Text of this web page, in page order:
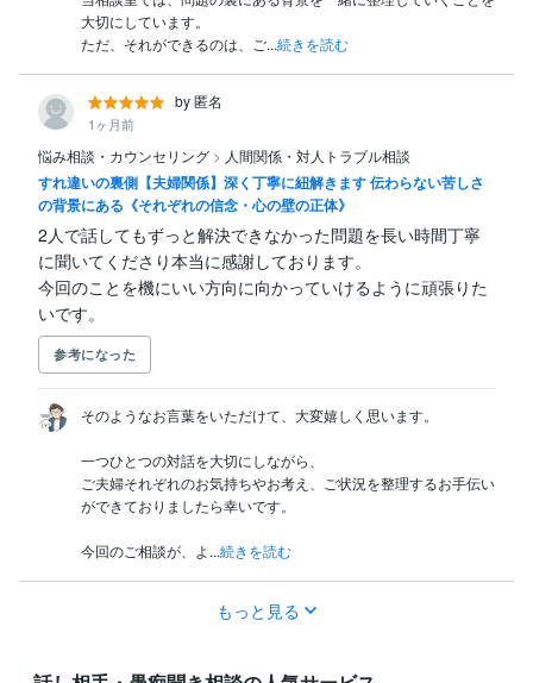
大切にしています。
ただ、それができるのは、ご...続きを読む
by 匿名
1ヶ月前
悩み相談・カウンセリング > 人間関係・対人トラブル相談
すれ違いの裏側【夫婦関係】深く丁寧に紐解きます 伝わらない苦しさ
の背景にある《それぞれの信念・心の壁の正体》
2人で話してもずっと解決できなかった問題を長い時間丁寧
に聞いてくださり本当に感謝しております。
今回のことを機にいい方向に向かっていけるように頑張りた
いです。
参考になった
そのようなお言葉をいただけて、大変嬉しく思います。
一つひとつの対話を大切にしながら、
ご夫婦それぞれのお気持ちやお考え、ご状況を整理するお手伝い
ができておりましたら幸いです。
今回のご相談が、よ...続きを読む
もっと見る